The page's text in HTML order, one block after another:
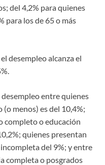
del 4,2% para quienes
para los de 65 o más
desempleo alcanza el
entre quienes
menos) es del 10,4%;
completo o educación
quienes presentan
del 9%; y entre
completa o posgrados